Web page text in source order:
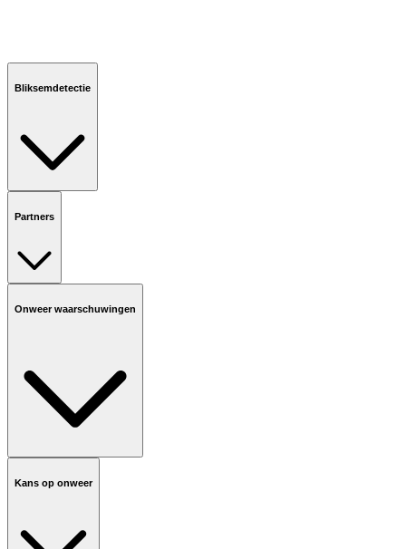
Bliksemdetectie
Partners
Onweer waarschuwingen
Kans op onweer